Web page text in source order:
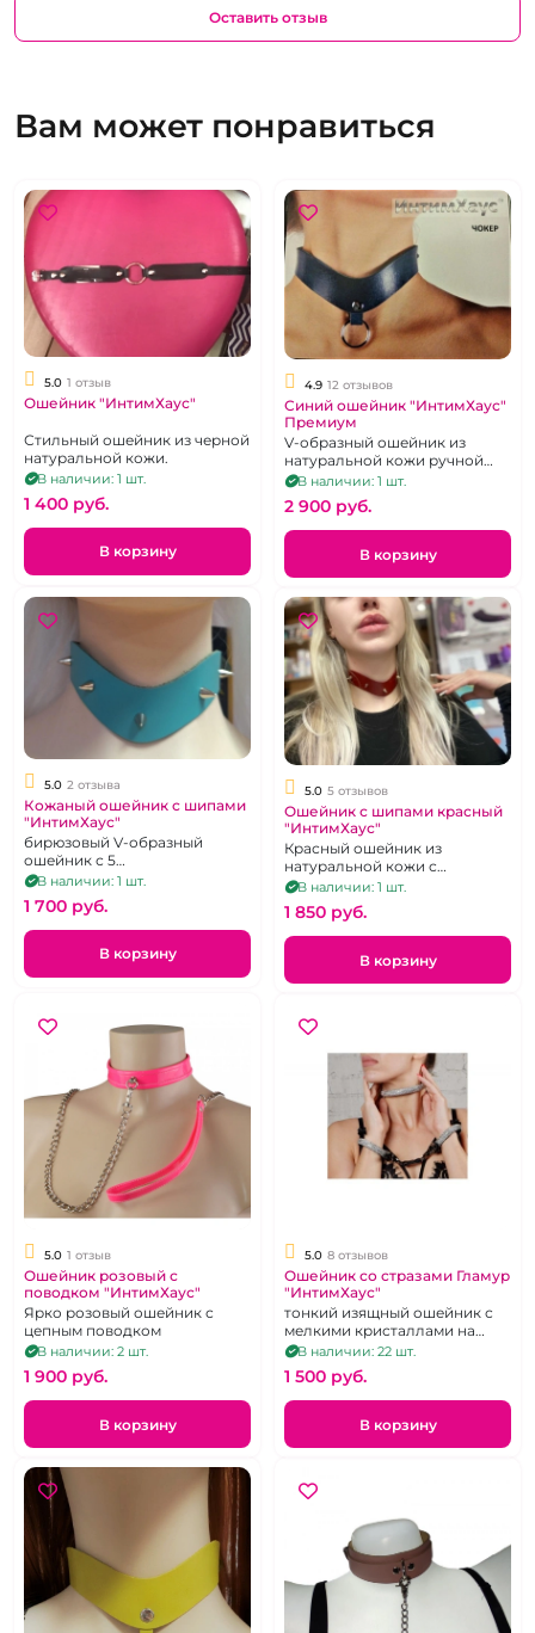
для тех, кто ценит комфорт и стиль.
Оставить отзыв
Вам может понравиться
5.0 1 отзыв
Ошейник "ИнтимХаус"
Стильный ошейник из черной
натуральной кожи.
В наличии: 1 шт.
1 400 pуб.
В корзину
4.9 12 отзывов
Синий ошейник "ИнтимХаус"
Премиум
V-образный ошейник из
натуральной кожи ручной
окраски
В наличии: 1 шт.
2 900 pуб.
В корзину
5.0 2 отзыва
Кожаный ошейник с шипами
"ИнтимХаус"
бирюзовый V-образный
ошейник с 5
хромированными шипами
В наличии: 1 шт.
1 700 pуб.
В корзину
5.0 5 отзывов
Ошейник с шипами красный
"ИнтимХаус"
Красный ошейник из
натуральной кожи с
шипиками
В наличии: 1 шт.
1 850 pуб.
В корзину
5.0 1 отзыв
Ошейник розовый с
поводком "ИнтимХаус"
Ярко розовый ошейник с
цепным поводком
В наличии: 2 шт.
1 900 pуб.
В корзину
5.0 8 отзывов
Ошейник со стразами Гламур
"ИнтимХаус"
тонкий изящный ошейник с
мелкими кристаллами на
длинном поводке
В наличии: 22 шт.
1 500 pуб.
В корзину